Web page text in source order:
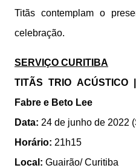
Titãs contemplam o
celebração.
SERVIÇO CURITIBA
TITÃS TRIO
Fabre e Beto Lee
Data: 24 de junho de 2022
Horário: 21h15
Local: Guairão/ Curitiba